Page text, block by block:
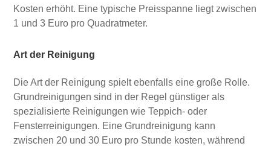
Kosten erhöht. Eine typische Preisspanne liegt zwischen
1 und 3 Euro pro Quadratmeter.
Art der Reinigung
Die Art der Reinigung spielt ebenfalls eine große Rolle.
Grundreinigungen sind in der Regel günstiger als
spezialisierte Reinigungen wie Teppich- oder
Fensterreinigungen. Eine Grundreinigung kann
zwischen 20 und 30 Euro pro Stunde kosten, während